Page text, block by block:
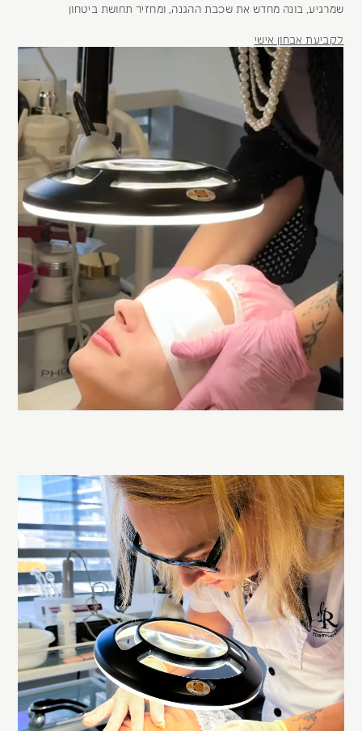
שמרגיע, בונה מחדש את שכבת ההגנה, ומחזיר תחושת ביטחון
לקביעת אבחון אישי